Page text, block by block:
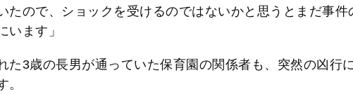
たので、ショックを受けるのではないかと思うとまだ事件
います」
た3歳の長男が通っていた保育園の関係者も、突然の凶行
。